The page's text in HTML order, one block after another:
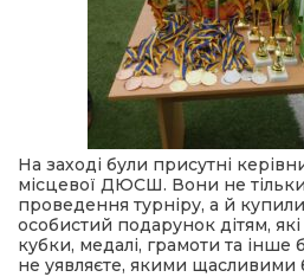
На заході були присутні
місцевої ДЮСШ. Вони не
проведення турніру, а й
особистий подарунок дітям,
кубки, медалі, грамоти та інше
не уявляєте, якими щасливими